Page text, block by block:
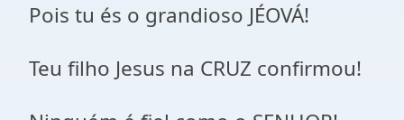
Pois tu és o grandioso JÉOVÁ!
Teu filho Jesus na CRUZ confirmou!